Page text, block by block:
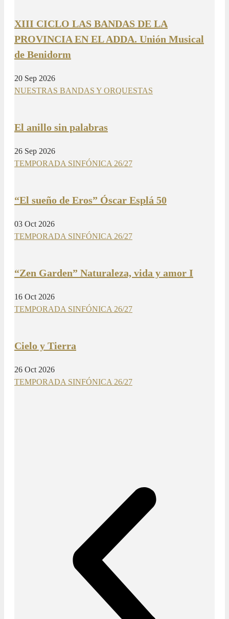
XIII CICLO LAS BANDAS DE LA
PROVINCIA EN EL ADDA. Unión Musical
de Benidorm
20 Sep 2026
NUESTRAS BANDAS Y ORQUESTAS
El anillo sin palabras
26 Sep 2026
TEMPORADA SINFÓNICA 26/27
“El sueño de Eros” Óscar Esplá 50
03 Oct 2026
TEMPORADA SINFÓNICA 26/27
“Zen Garden” Naturaleza, vida y amor I
16 Oct 2026
TEMPORADA SINFÓNICA 26/27
Cielo y Tierra
26 Oct 2026
TEMPORADA SINFÓNICA 26/27